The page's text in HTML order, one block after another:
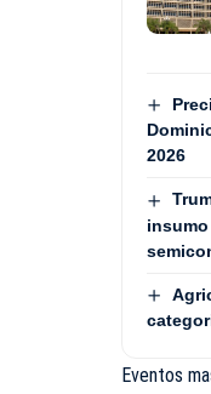
2026
Eventos